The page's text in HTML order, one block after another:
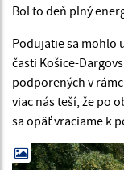
Bol to deň plný
Podujatie sa mohlo
časti Košice-
podporených v
viac nás teší, že po
sa opäť vraciame k